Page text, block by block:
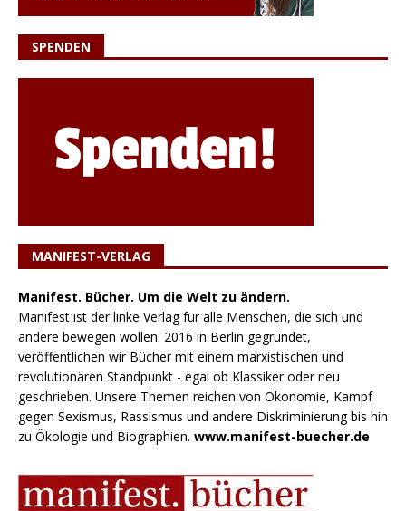
SPENDEN
MANIFEST-VERLAG
Manifest. Bücher. Um die Welt zu ändern.
Manifest ist der linke Verlag für alle Menschen, die sich und
andere bewegen wollen. 2016 in Berlin gegründet,
veröffentlichen wir Bücher mit einem marxistischen und
revolutionären Standpunkt - egal ob Klassiker oder neu
geschrieben. Unsere Themen reichen von Ökonomie, Kampf
gegen Sexismus, Rassismus und andere Diskriminierung bis hin
zu Ökologie und Biographien. www.manifest-buecher.de